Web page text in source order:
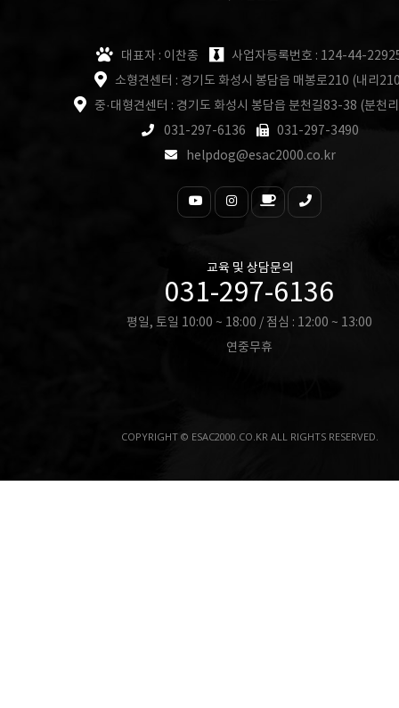
대표자 : 이찬종
사업자등록번호 : 124-44-
소형견센터 : 경기도 화성시 봉담읍 매봉로210 (내리
중·대형견센터 : 경기도 화성시 봉담읍 분천길83-38 (분천
031-297-6136
031-297-3490
helpdog@esac2000.co.kr
교육 및 상담문의
031-297-6136
평일, 토일 10:00 ~ 18:00 / 점심 : 12:00 ~ 13:00
연중무휴
COPYRIGHT © ESAC2000.CO.KR ALL RIGHTS RESERVED.